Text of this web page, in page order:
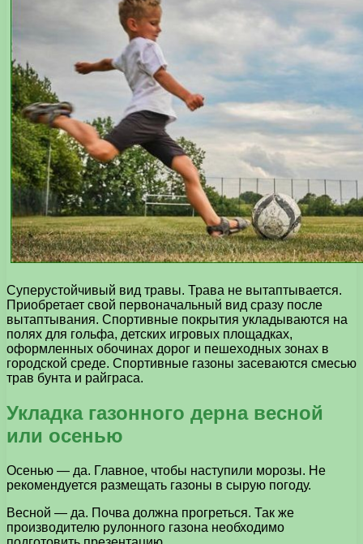
Суперустойчивый вид травы. Трава не вытаптывается.
Приобретает свой первоначальный вид сразу после
вытаптывания. Спортивные покрытия укладываются на
полях для гольфа, детских игровых площадках,
оформленных обочинах дорог и пешеходных зонах в
городской среде. Спортивные газоны засеваются смесью
трав бунта и райграса.
Укладка газонного дерна весной
или осенью
Осенью — да. Главное, чтобы наступили морозы. Не
рекомендуется размещать газоны в сырую погоду.
Весной — да. Почва должна прогреться. Так же
производителю рулонного газона необходимо